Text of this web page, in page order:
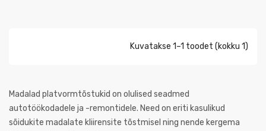
Kuvatakse 1–1 toodet (kokku 1)
Madalad platvormtõstukid on olulised seadmed
autotöökodadele ja -remontidele. Need on eriti kasulikud
sõidukite madalate kliirensite tõstmisel ning nende kergema